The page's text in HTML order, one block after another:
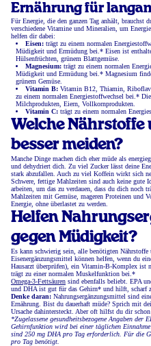
Ernährung für
Für Energie, die den ganzen Tag anhält,
verschiedene Vitamine und Mineralien, um
helfen dir dabei:
Eisen: trägt zu einem normalen
Müdigkeit und Ermüdung bei.* Eisen ist
Hülsenfrüchten, grünem Blattgemüse.
Magnesium: trägt zu einem normalen
Müdigkeit und Ermüdung bei.* Magnesium
grünem Gemüse.
Vitamin B: Vitamin B12, Thiamin,
zu einem normalen Energiestoffwechsel bei.*
Milchprodukten, Eiern, Vollkornprodukten.
Vitamin C: trägt zu einem normalen
Welche Nährstoffe
besser meiden?
Manche Dinge machen dich eher müde als
und dehydriert dich. Zu viel Zucker lässt deine
stark abzufallen. Auch zu viel Koffein wirkt sich
Schwere, fettige Mahlzeiten sind auch keine gute
arbeiten, um das zu verdauen, dass du dich noch
Mahlzeiten mit Gemüse, mageren Proteinen und
Energie, ohne überlastet zu werden.
Helfen
gegen Müdigkeit?
Es kann schwierig sein, alle benötigten Nährstoffe
Eisenergänzungsmittel können helfen, wenn du
Hausarzt überprüfen), ein Vitamin-B-Komplex
trägt zu einer normalen Muskelfunktion bei.*
Omega-3-Fettsäuren sind ebenfalls beliebt. EPA
und DHA ist gut für das Gehirn* und hilft, scharf
Denke daran: Nahrungsergänzungsmittel sind
Ernährung. Bist du dauerhaft müde? Sprich mit
Ursache dahintersteckt. Aber oft hilfst du dir
*Zugelassene gesundheitsbezogene Angaben
Gehirnfunktion wird bei einer täglichen
sind 250 mg DHA pro Tag erforderlich. Für die
pro Tag benötigt.